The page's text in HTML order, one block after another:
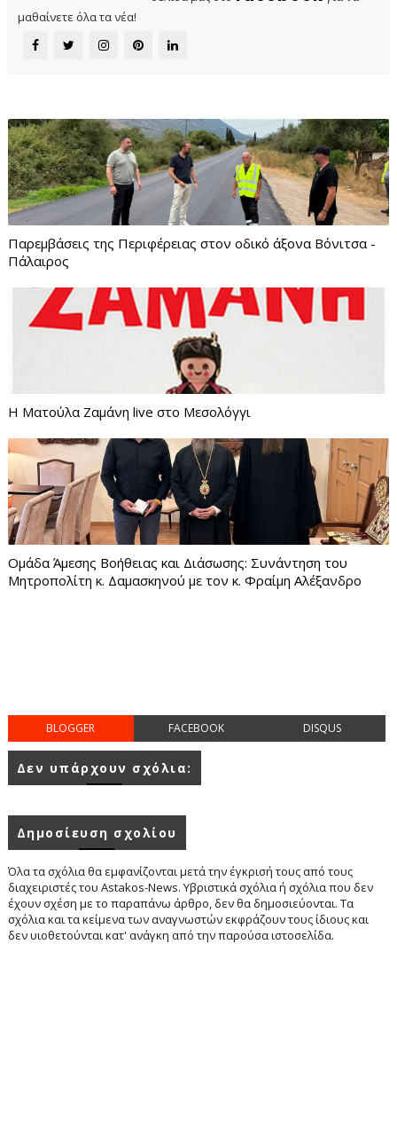
μαθαίνετε όλα τα νέα!
Παρεμβάσεις της Περιφέρειας στον οδικό άξονα Βόνιτσα -
Πάλαιρος
Η Ματούλα Ζαμάνη live στο Μεσολόγγι
Ομάδα Άμεσης Βοήθειας και Διάσωσης: Συνάντηση του
Μητροπολίτη κ. Δαμασκηνού με τον κ. Φραίμη Αλέξανδρο
BLOGGER FACEBOOK DISQUS
Δεν υπάρχουν σχόλια:
Δημοσίευση σχολίου
Όλα τα σχόλια θα εμφανίζονται μετά την έγκρισή τους από τους
διαχειριστές του Astakos-News. Υβριστικά σχόλια ή σχόλια που δεν
έχουν σχέση με το παραπάνω άρθρο, δεν θα δημοσιεύονται. Τα
σχόλια και τα κείμενα των αναγνωστών εκφράζουν τους ίδιους και
δεν υιοθετούνται κατ' ανάγκη από την παρούσα ιστοσελίδα.